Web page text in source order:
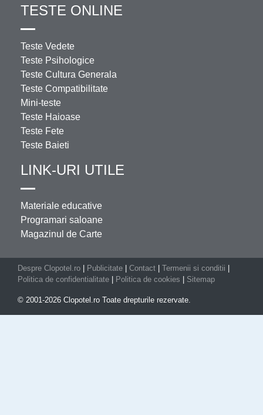
TESTE ONLINE
Teste Vedete
Teste Psihologice
Teste Cultura Generala
Teste Compatibilitate
Mini-teste
Teste Haioase
Teste Fete
Teste Baieti
LINK-URI UTILE
Materiale educative
Programari saloane
Magazinul de Carte
Despre Clopotel.ro Publicitate Contact Termenii si conditii
Politica de confidentialitate
Politica de cookies Sitemap
© 2001-2026 Clopotel.ro Toate drepturile rezervate.